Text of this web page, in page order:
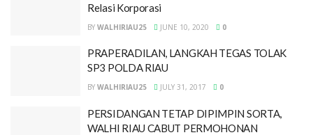
Relasi Korporasi
BY WALHIRIAU25 JUNE 10, 2020 0
PRAPERADILAN, LANGKAH TEGAS TOLAK
SP3 POLDA RIAU
BY WALHIRIAU25 JULY 31, 2017 0
PERSIDANGAN TETAP DIPIMPIN SORTA,
WALHI RIAU CABUT PERMOHONAN